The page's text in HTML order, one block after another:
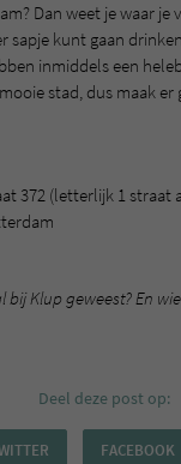
Dan weet je waar je
sapje kunt gaan
inmiddels een
stad, dus maak
372 (letterlijk 1 straat
bij Klup geweest? En
Deel deze post op:
FACEBOOK